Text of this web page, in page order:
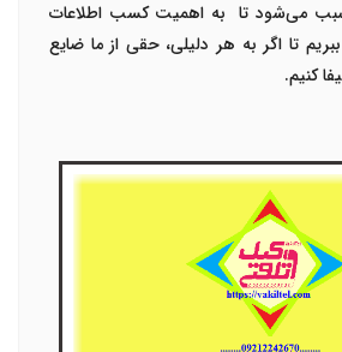
می‌شود تا به اهمیت کسب اطلاعات
تا اگر به هر دلیلی، حقی از ما ضایع
کنیم.